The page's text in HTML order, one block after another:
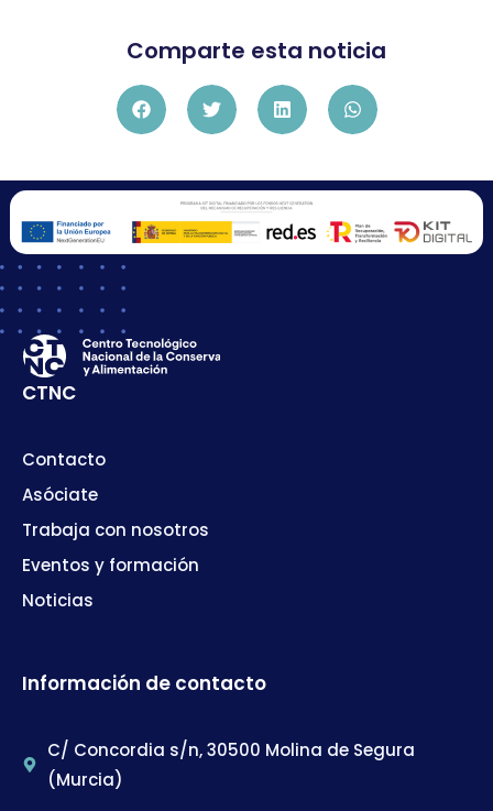
Comparte esta noticia
CTNC
Contacto
Asóciate
Trabaja con nosotros
Eventos y formación
Noticias
Información de contacto
C/ Concordia s/n, 30500 Molina de Segura
(Murcia)